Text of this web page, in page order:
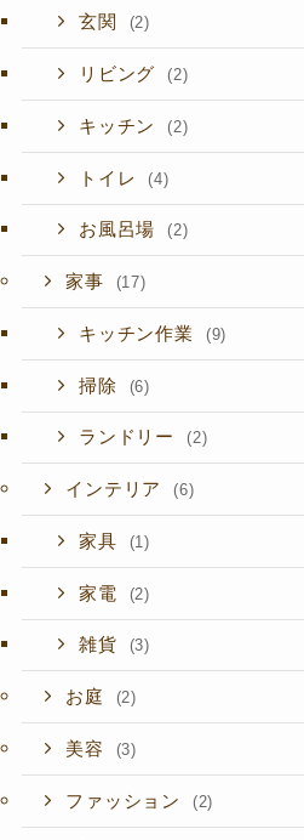
玄関 (2)
リビング (2)
キッチン (2)
トイレ (4)
お風呂場 (2)
家事 (17)
キッチン作業 (9)
掃除 (6)
ランドリー (2)
インテリア (6)
家具 (1)
家電 (2)
雑貨 (3)
お庭 (2)
美容 (3)
ファッション (2)